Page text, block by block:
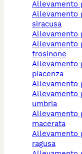
allevamento
allevamento gatti
siracusa
allevamento
allevamento gatti
frosinone
allevamento gatti
piacenza
allevamento
allevamento gatti
umbria
allevamento gatti
macerata
allevamento gatti
ragusa